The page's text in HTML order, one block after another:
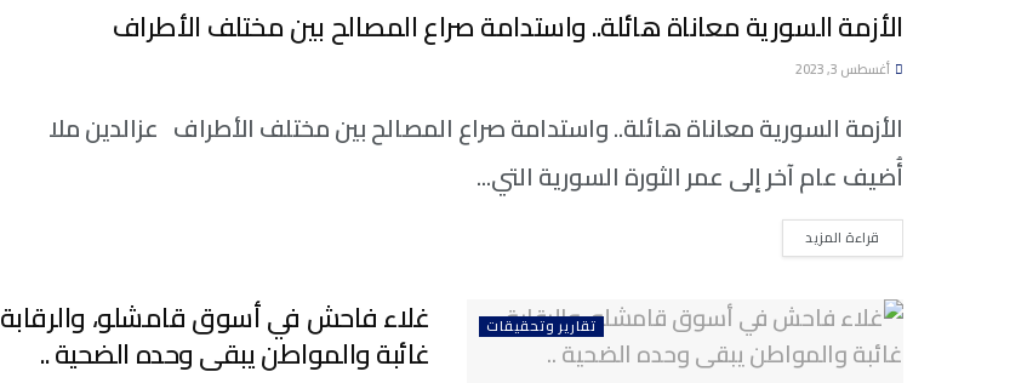
تقارير وتحقيقات
الأزمة السورية معاناة هائلة.. واستدامة صراع المصالح بين مختلف الأطراف
أغسطس 3, 2023
الأزمة السورية معاناة هائلة.. واستدامة صراع المصالح بين مختلف الأطراف عزالدين ملا
أُضيف عام آخر إلى عمر الثورة السورية التي...
قراءة المزيدDETAILS
تقارير وتحقيقات غلاء فاحش في أسوق قامشلو، والرقابة
غائبة والمواطن يبقى وحده الضحية ..